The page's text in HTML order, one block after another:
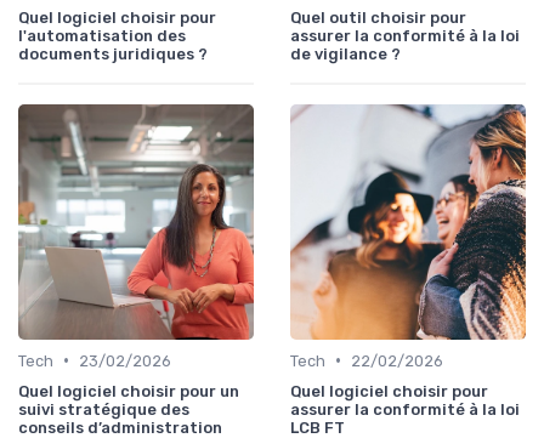
Quel logiciel choisir pour
l'automatisation des
documents juridiques ?
Quel outil choisir pour
assurer la conformité à la loi
de vigilance ?
Tech •
23/02/2026
Quel logiciel choisir pour un
suivi stratégique des
conseils d’administration
Tech •
22/02/2026
Quel logiciel choisir pour
assurer la conformité à la loi
LCB FT